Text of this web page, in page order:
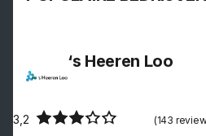
‘s Heeren Loo
3,2 (143